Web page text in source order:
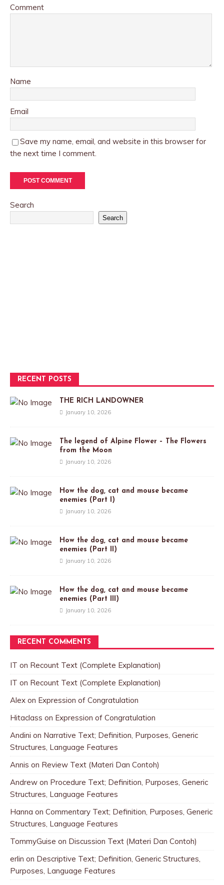
Comment
Name
Email
Save my name, email, and website in this browser for
the next time I comment.
Search
Search
RECENT POSTS
THE RICH LANDOWNER
January 10, 2026
The legend of Alpine Flower – The Flowers
from the Moon
January 10, 2026
How the dog, cat and mouse became
enemies (Part I)
January 10, 2026
How the dog, cat and mouse became
enemies (Part II)
January 10, 2026
How the dog, cat and mouse became
enemies (Part III)
January 10, 2026
RECENT COMMENTS
IT on Recount Text (Complete Explanation)
IT on Recount Text (Complete Explanation)
Alex on Expression of Congratulation
Hitaclass on Expression of Congratulation
Andini on Narrative Text; Definition, Purposes, Generic
Structures, Language Features
Annis on Review Text (Materi Dan Contoh)
Andrew on Procedure Text; Definition, Purposes, Generic
Structures, Language Features
Hanna on Commentary Text; Definition, Purposes, Generic
Structures, Language Features
TommyGuise on Discussion Text (Materi Dan Contoh)
erlin on Descriptive Text; Definition, Generic Structures,
Purposes, Language Features